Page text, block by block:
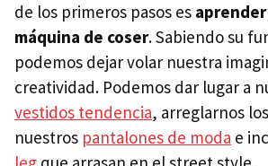
de los primeros pasos es
máquina de coser. Sabiendo su
podemos dejar volar nuestra
creatividad. Podemos dar lugar a
vestidos tendencia, arreglarnos
nuestros pantalones de moda e